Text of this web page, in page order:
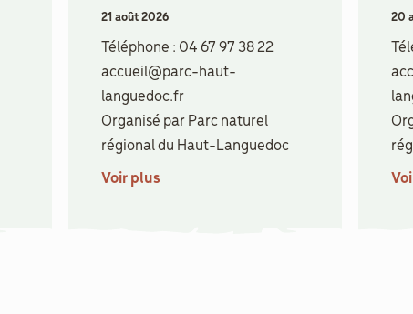
21 août 2026
Téléphone : 04 67 97 38 22
accueil@parc-haut-
languedoc.fr
Organisé par Parc naturel
régional du Haut-Languedoc
Voir plus
20